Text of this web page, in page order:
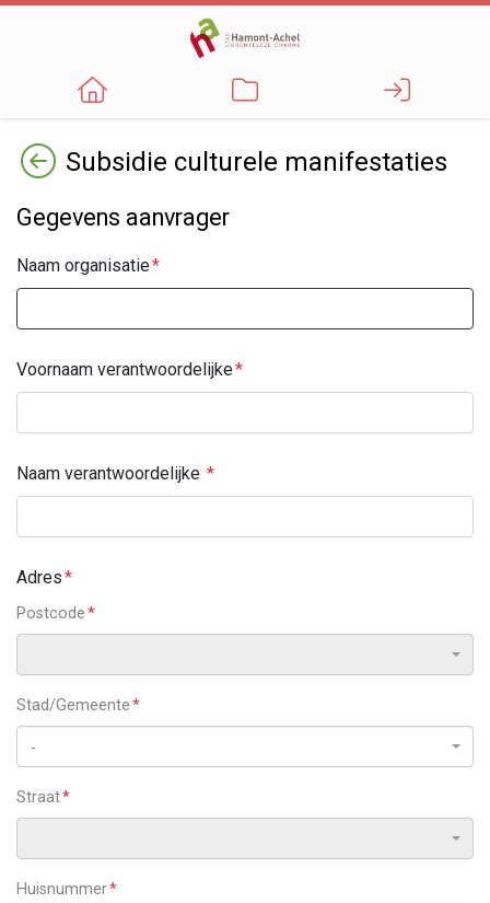
Terug Subsidie culturele manifestaties
Gegevens aanvrager
Naam organisatie
Voornaam verantwoordelijke
Naam verantwoordelijke
Adres
Postcode
Stad/Gemeente
-
Straat
Huisnummer